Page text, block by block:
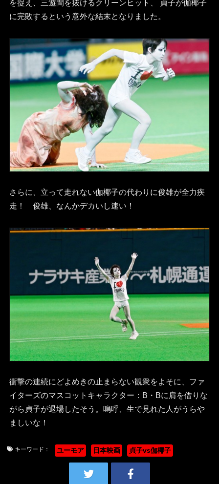
を捉え、三遊間を抜けるクリーンヒット、 貞子が伽椰子
に完敗するという意外な結末となりました。
さらに、立って走れない伽椰子の代わりに俊雄が全力疾
走！ 俊雄、なんかデカいし速い！
衝撃の連続にどよめきの止まらない観衆をよそに、ファ
イターズのマスコットキャラクター：B・Bに肩を借りな
がら貞子が退場したそう。嗚呼、生で見れた人がうらや
ましいな！
キーワード： ユーモア 日本映画 貞子vs伽椰子